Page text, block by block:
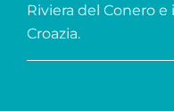
Riviera del Conero
Croazia.